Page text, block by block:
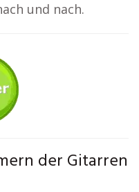
und nach.
der Gitarren